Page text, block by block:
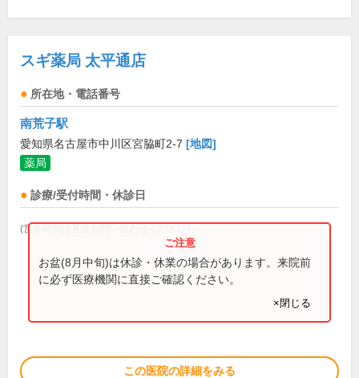
スギ薬局 太平通店
所在地・電話番号
南荒子駅
愛知県名古屋市中川区宮脇町2-7 [地図]
薬局
診療/受付時間・休診日
(営業時間は直接お問い合わせください)
お盆(8月中旬)は休診・休業の場合があります。来院前
に必ず医療機関に直接ご確認ください。
×閉じる
この医院の詳細をみる